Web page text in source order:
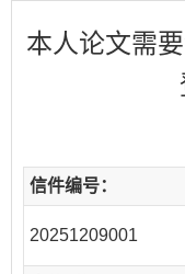
本人论文需
信件编号：
20251209001